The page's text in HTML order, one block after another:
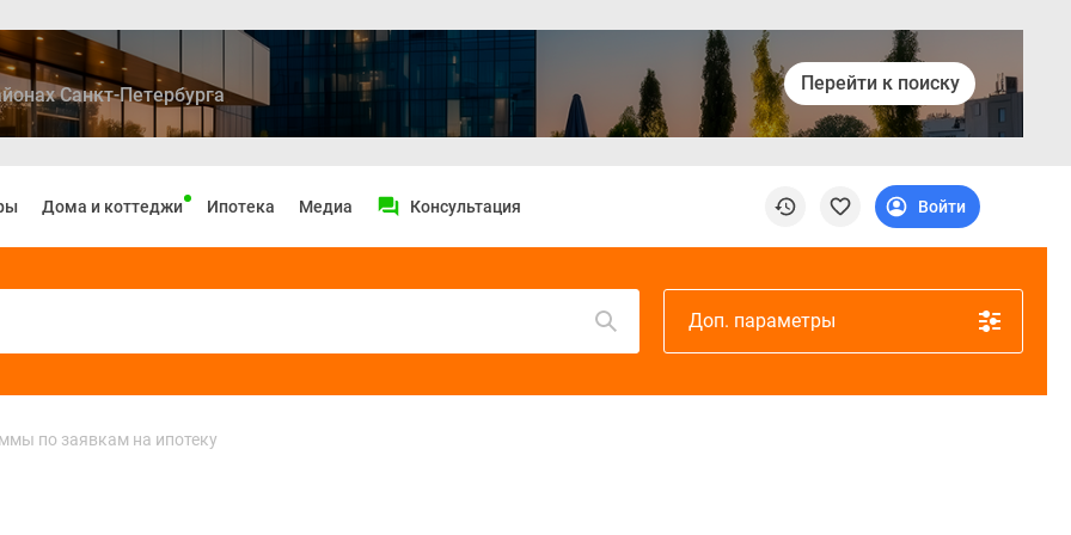
Санкт-Петербурга
Перейти к поиску
Дома и коттеджи Ипотека Медиа Консультация Войти
Доп. параметры
по заявкам на ипотеку